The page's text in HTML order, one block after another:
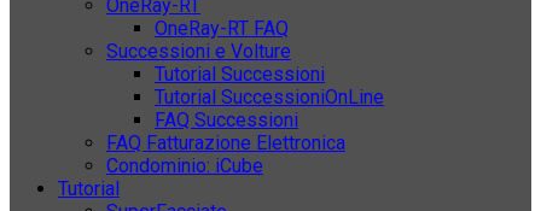
OneRay-RT
OneRay-RT FAQ
Successioni e Volture
Tutorial Successioni
Tutorial SuccessioniOnLine
FAQ Successioni
FAQ Fatturazione Elettronica
Condominio: iCube
Tutorial